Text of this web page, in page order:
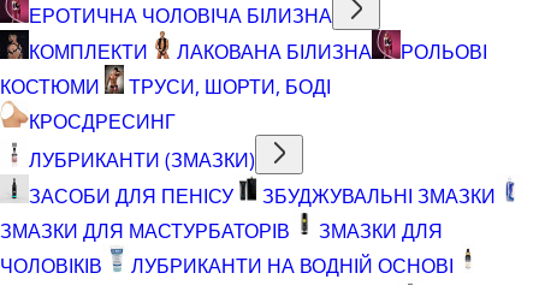
ЕРОТИЧНА ЧОЛОВІЧА БІЛИЗНА
КОМПЛЕКТИ
ЛАКОВАНА БІЛИЗНА
РОЛЬОВІ
КОСТЮМИ
ТРУСИ, ШОРТИ, БОДІ
КРОСДРЕСИНГ
ЛУБРИКАНТИ (ЗМАЗКИ)
ЗАСОБИ ДЛЯ ПЕНІСУ
ЗБУДЖУВАЛЬНІ ЗМАЗКИ
ЗМАЗКИ ДЛЯ МАСТУРБАТОРІВ
ЗМАЗКИ ДЛЯ
ЧОЛОВІКІВ
ЛУБРИКАНТИ НА ВОДНІЙ ОСНОВІ